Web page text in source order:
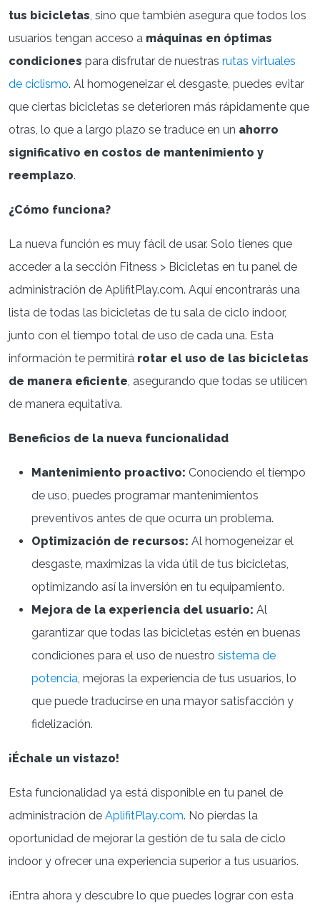
tus bicicletas , sino que también asegura que todos los
usuarios tengan acceso a máquinas en óptimas
condiciones para disfrutar de nuestras rutas virtuales
de ciclismo. Al homogeneizar el desgaste, puedes evitar
que ciertas bicicletas se deterioren más rápidamente que
otras, lo que a largo plazo se traduce en un ahorro
significativo en costos de mantenimiento y
reemplazo.
¿Cómo funciona?
La nueva función es muy fácil de usar. Solo tienes que
acceder a la sección Fitness > Bicicletas en tu panel de
administración de AplifitPlay.com. Aquí encontrarás una
lista de todas las bicicletas de tu sala de ciclo indoor,
junto con el tiempo total de uso de cada una. Esta
información te permitirá rotar el uso de las bicicletas
de manera eficiente , asegurando que todas se utilicen
de manera equitativa.
Beneficios de la nueva funcionalidad
Mantenimiento proactivo: Conociendo el tiempo
de uso, puedes programar mantenimientos
preventivos antes de que ocurra un problema.
Optimización de recursos: Al homogeneizar el
desgaste, maximizas la vida útil de tus bicicletas,
optimizando así la inversión en tu equipamiento.
Mejora de la experiencia del usuario: Al
garantizar que todas las bicicletas estén en buenas
condiciones para el uso de nuestro sistema de
potencia , mejoras la experiencia de tus usuarios, lo
que puede traducirse en una mayor satisfacción y
fidelización.
¡Échale un vistazo!
Esta funcionalidad ya está disponible en tu panel de
administración de AplifitPlay.com. No pierdas la
oportunidad de mejorar la gestión de tu sala de ciclo
indoor y ofrecer una experiencia superior a tus usuarios.
¡Entra ahora y descubre lo que puedes lograr con esta